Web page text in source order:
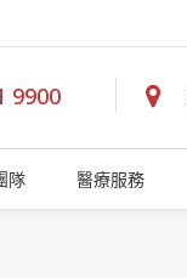
9900
隊 醫療服務